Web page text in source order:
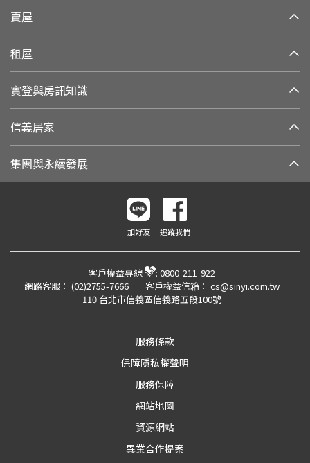
賣屋
租屋
實登與房訊知識
信義居家
集團與永續發展
加好友 追蹤我們
客戶權益專線 : 0800-211-922
網路客服： (02)2755-7666 客戶權益信箱： cs@sinyi.com.tw
110 台北市信義區信義路五段100號
服務條款
保障隱私權聲明
服務保障
網站地圖
資源網站
異業合作提案